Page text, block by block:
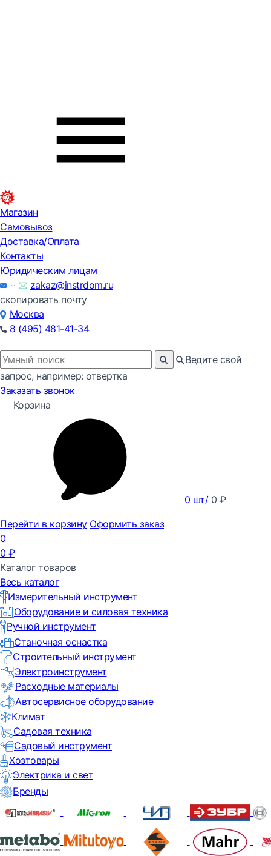
Магазин
Самовывоз
Доставка/Оплата
Контакты
Юридическим лицам
zakaz@instrdom.ru
скопировать почту
Москва
8 (495) 481-41-34
Ведите свой
запрос, например: отвертка
Заказать звонок
Корзина
0 шт/ 0 ₽
Перейти в корзину Оформить заказ
0
0 ₽
Каталог товаров
Весь каталог
Измерительный инструмент
Оборудование и силовая техника
Ручной инструмент
Станочная оснастка
Строительный инструмент
Электроинструмент
Расходные материалы
Автосервисное оборудование
Климат
Садовая техника
Садовый инструмент
Хозтовары
Электрика и свет
Бренды